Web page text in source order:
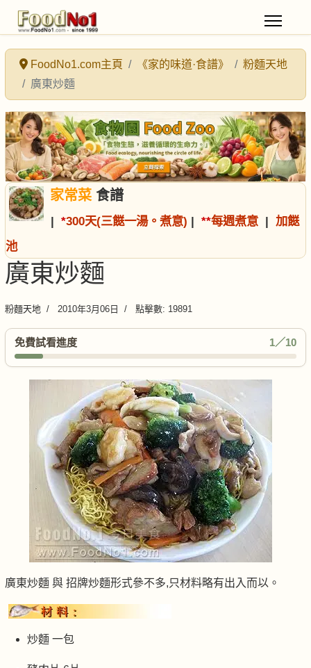
FoodNo1.com主頁 《家的味道·食譜》
粉麵天地
廣東炒麵
家常菜食譜
| *300天(三餸一湯。煮意) | **每週煮意 | 加餸
池
廣東炒麵
粉麵天地 2010年3月06日 點擊數: 19891
免費試看進度 1／10
廣東炒麵 與 招牌炒麵形式參不多,只材料略有出入而以。
炒麵 一包